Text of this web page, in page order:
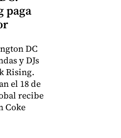
paga
DC
y DJs
Rising.
el 18 de
recibe
Coke